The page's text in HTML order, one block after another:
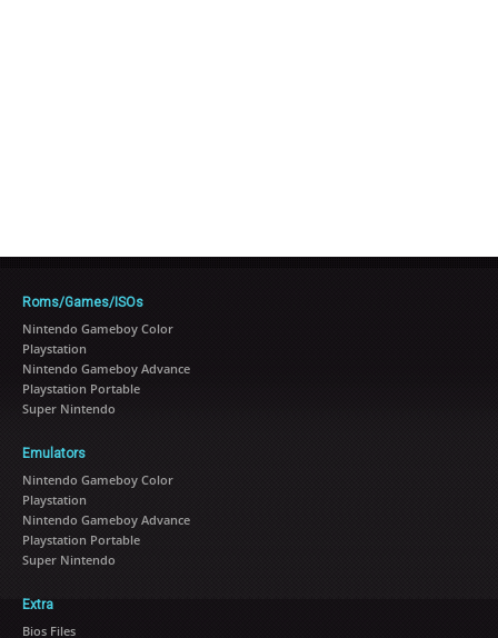
Roms/Games/ISOs
Nintendo Gameboy Color
Playstation
Nintendo Gameboy Advance
Playstation Portable
Super Nintendo
Emulators
Nintendo Gameboy Color
Playstation
Nintendo Gameboy Advance
Playstation Portable
Super Nintendo
Extra
Bios Files